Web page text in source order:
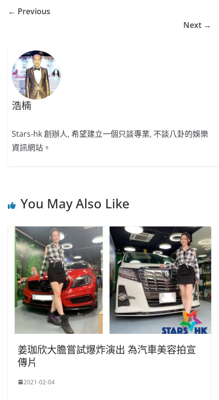
← Previous
Next →
浩楠
Stars-hk 創辦人, 希望建立一個只談專業, 不談八卦的娛樂
資訊網站。
You May Also Like
姜珈欣大膽嘗試爆炸演出 為汽車美容拍宣
傳片
2021-02-04